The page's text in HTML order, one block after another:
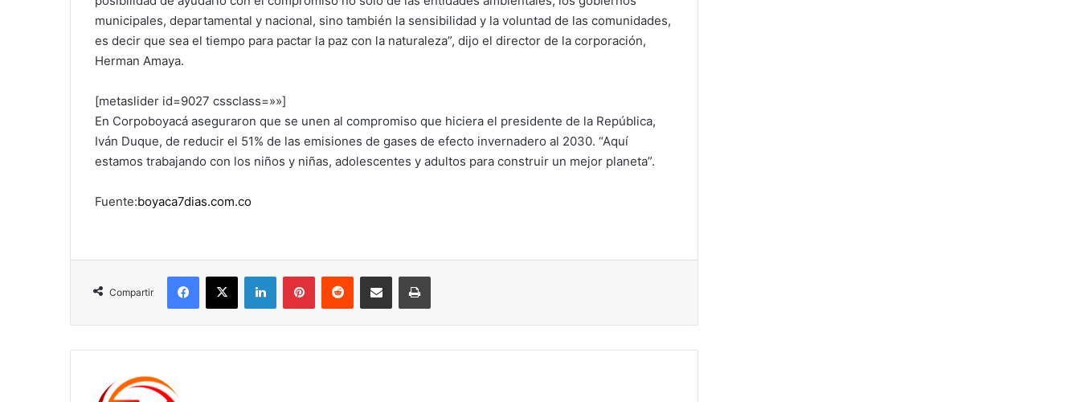
municipales, departamental y nacional, sino también la sensibilidad y la voluntad de las comunidades,
es decir que sea el tiempo para pactar la paz con la naturaleza”, dijo el director de la corporación,
Herman Amaya.
[metaslider id=9027 cssclass=»»]
En Corpoboyacá aseguraron que se unen al compromiso que hiciera el presidente de la República,
Iván Duque, de reducir el 51% de las emisiones de gases de efecto invernadero al 2030. “Aquí
estamos trabajando con los niños y niñas, adolescentes y adultos para construir un mejor planeta”.
Fuente:boyaca7dias.com.co
Compartir
Facebook
X LinkedInPinterestReddit Compartir por correo electrónicoImprimir